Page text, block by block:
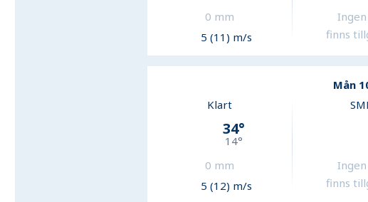
0 mm
5 (11) m/s
finns
Mån
Klart
34°
14°
0 mm
5 (12) m/s
finns